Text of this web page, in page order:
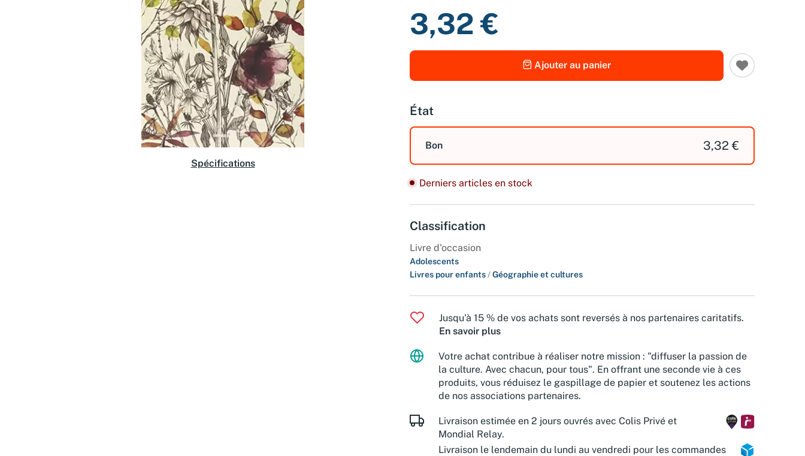
Spécifications
3,32 €
Ajouter au panier
État
Bon 3,32 €
Derniers articles en stock
Classification
Livre d'occasion
Adolescents
Livres pour enfants /Géographie et cultures
Jusqu'à 15 % de vos achats sont reversés à nos partenaires caritatifs.
En savoir plus
Votre achat contribue à réaliser notre mission : "diffuser la passion de
la culture. Avec chacun, pour tous". En offrant une seconde vie à ces
produits, vous réduisez le gaspillage de papier et soutenez les actions
de nos associations partenaires.
Livraison estimée en 2 jours ouvrés avec Colis Privé et
Mondial Relay.
Livraison le lendemain du lundi au vendredi pour les commandes